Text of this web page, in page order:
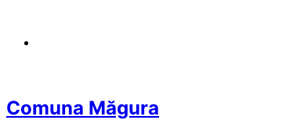
Comuna Măgura